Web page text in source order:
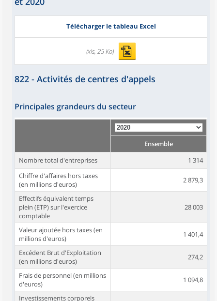
Télécharger le tableau Excel
(xls, 25 Ko)
822 - Activités de centres d'appels
Principales grandeurs du secteur
Ensemble
Nombre total d'entreprises
1 314
Chiffre d'affaires hors taxes
(en millions d'euros)
2 879,3
Effectifs équivalent temps
plein (ETP) sur l'exercice
comptable
28 003
Valeur ajoutée hors taxes (en
millions d'euros)
1 401,4
Excédent Brut d'Exploitation
(en millions d'euros)
274,2
Frais de personnel (en millions
d'euros)
1 094,8
Investissements corporels